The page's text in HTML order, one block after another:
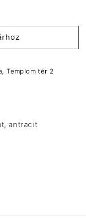
Templom tér 2
antracit